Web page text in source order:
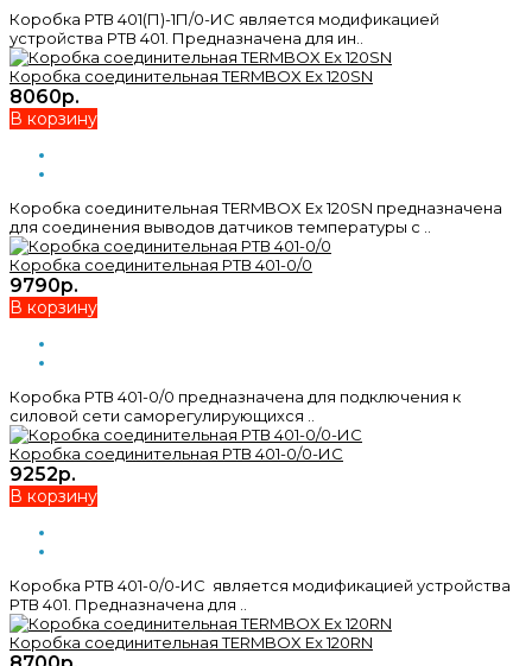
Коробка РТВ 401(П)-1П/0-ИС является модификацией
устройства РТВ 401. Предназначена для ин..
Коробка соединительная TERMBOX Ex 120SN
8060р.
В корзину
Коробка соединительная TERMBOX Ex 120SN предназначена
для соединения выводов датчиков температуры с ..
Коробка соединительная РТВ 401-0/0
9790р.
В корзину
Коробка РТВ 401-0/0 предназначена для подключения к
силовой сети саморегулирующихся ..
Коробка соединительная РТВ 401-0/0-ИС
9252р.
В корзину
Коробка РТВ 401-0/0-ИС является модификацией устройства
РТВ 401. Предназначена для ..
Коробка соединительная TERMBOX Ex 120RN